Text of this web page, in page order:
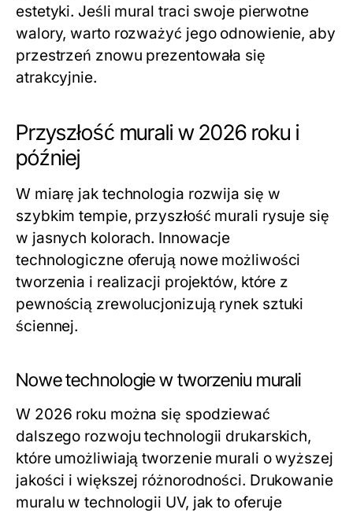
estetyki. Jeśli mural traci swoje pierwotne
walory, warto rozważyć jego odnowienie, aby
przestrzeń znowu prezentowała się
atrakcyjnie.
Przyszłość murali w 2026 roku i
później
W miarę jak technologia rozwija się w
szybkim tempie, przyszłość murali rysuje się
w jasnych kolorach. Innowacje
technologiczne oferują nowe możliwości
tworzenia i realizacji projektów, które z
pewnością zrewolucjonizują rynek sztuki
ściennej.
Nowe technologie w tworzeniu murali
W 2026 roku można się spodziewać
dalszego rozwoju technologii drukarskich,
które umożliwiają tworzenie murali o wyższej
jakości i większej różnorodności. Drukowanie
muralu w technologii UV, jak to oferuje